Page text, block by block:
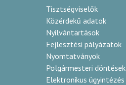
Tisztségviselők
Közérdekű adatok
Nyilvántartások
Fejlesztési pályázatok
Nyomtatványok
Polgármesteri döntések
Elektronikus ügyintézés